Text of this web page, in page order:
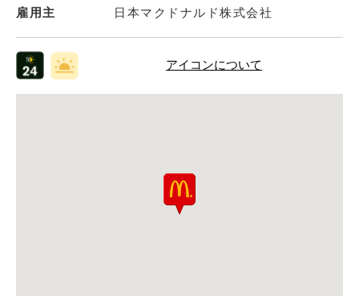
雇用主 日本マクドナルド株式会社
アイコンについて